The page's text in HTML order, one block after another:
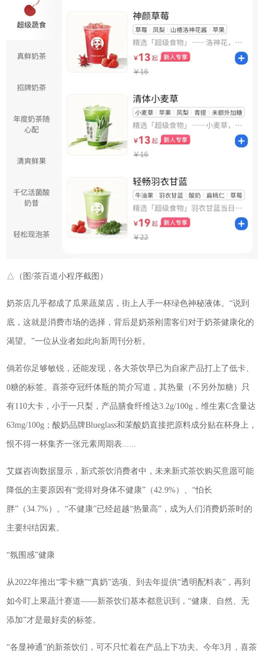
△（图/茶百道小程序截图）
奶茶店几乎都成了瓜果蔬菜店，街上人手一杯绿色神秘液体。“说到
底，这就是消费市场的选择，背后是奶茶刚需客们对于奶茶健康化的
渴望。”一位从业者如此向新周刊分析。
倘若你足够敏锐，还能发现，各大茶饮早已为自家产品打上了低卡、
0糖的标签。喜茶夺冠纤体瓶的简介写道，其热量（不另外加糖）只
有110大卡，小于一只梨，产品膳食纤维达3.2g/100g，维生素C含量达
63mg/100g；酸奶品牌Blueglass和茉酸奶直接把原料成分贴在杯身上，
恨不得一杯集齐一张元素周期表......
艾媒咨询数据显示，新式茶饮消费者中，未来新式茶饮购买意愿可能
降低的主要原因有“觉得对身体不健康”（42.9%）、“怕长
胖”（34.7%）。“不健康”已经超越“热量高”，成为人们消费奶茶时的
主要纠结因素。
“氛围感”健康
从2022年推出“零卡糖”“真奶”选项、到去年提供“透明配料表”，再到
如今盯上果蔬汁赛道——新茶饮们基本都意识到，“健康、自然、无
添加”才是最好卖的标签。
“各显神通”的新茶饮们，可不只忙着在产品上下功夫。今年3月，喜茶